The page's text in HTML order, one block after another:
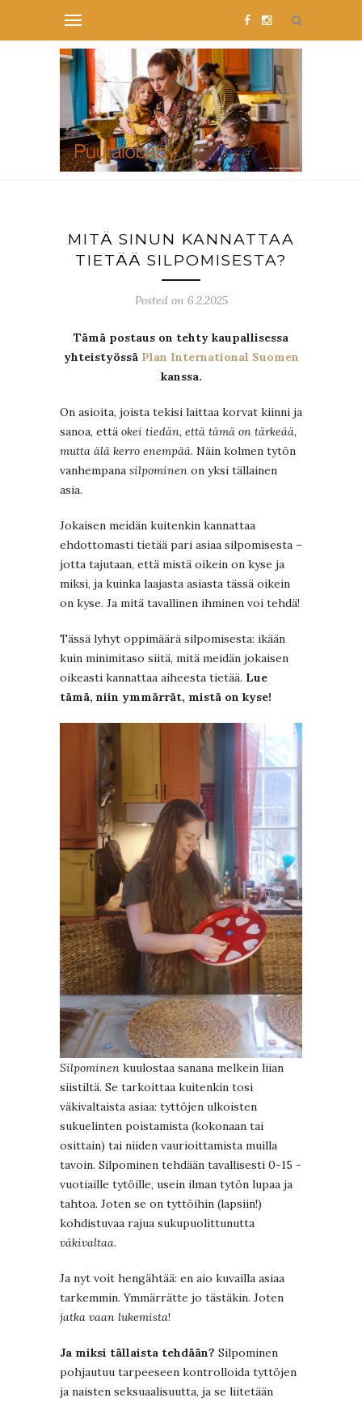
MITÄ SINUN KANNATTAA
TIETÄÄ SILPOMISESTA?
Posted on 6.2.2025
Tämä postaus on tehty kaupallisessa
yhteistyössä Plan International Suomen
kanssa.
On asioita, joista tekisi laittaa korvat kiinni ja
sanoa, että okei tiedän, että tämä on tärkeää,
mutta älä kerro enempää. Näin kolmen tytön
vanhempana silpominen on yksi tällainen
asia.
Jokaisen meidän kuitenkin kannattaa
ehdottomasti tietää pari asiaa silpomisesta –
jotta tajutaan, että mistä oikein on kyse ja
miksi, ja kuinka laajasta asiasta tässä oikein
on kyse. Ja mitä tavallinen ihminen voi tehdä!
Tässä lyhyt oppimäärä silpomisesta: ikään
kuin minimitaso siitä, mitä meidän jokaisen
oikeasti kannattaa aiheesta tietää. Lue
tämä, niin ymmärrät, mistä on kyse!
Silpominen kuulostaa sanana melkein liian
siistiltä. Se tarkoittaa kuitenkin tosi
väkivaltaista asiaa: tyttöjen ulkoisten
sukuelinten poistamista (kokonaan tai
osittain) tai niiden vaurioittamista muilla
tavoin. Silpominen tehdään tavallisesti 0-15 -
vuotiaille tytöille, usein ilman tytön lupaa ja
tahtoa. Joten se on tyttöihin (lapsiin!)
kohdistuvaa rajua sukupuolittunutta
väkivaltaa.
Ja nyt voit hengähtää: en aio kuvailla asiaa
tarkemmin. Ymmärrätte jo tästäkin. Joten
jatka vaan lukemista!
Ja miksi tällaista tehdään? Silpominen
pohjautuu tarpeeseen kontrolloida tyttöjen
ja naisten seksuaalisuutta, ja se liitetään